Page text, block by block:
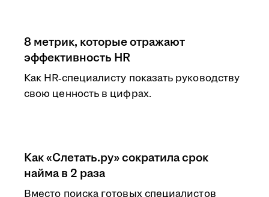
8 метрик, которые отражают
эффективность HR
Как HR‑специалисту показать руководству
свою ценность в цифрах.
Как «Слетать.ру» сократила срок
найма в 2 раза
Вместо поиска готовых специалистов